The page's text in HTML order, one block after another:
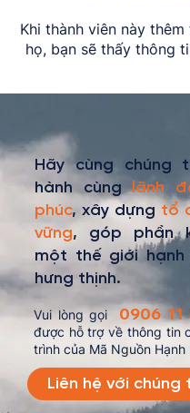
Khi thành viên này
họ, bạn sẽ thấy thông
Hãy cùng chúng
hành cùnglãnh
phúc, xây dựng tổ
vững, góp phần
một thế giới hạnh
hưng thịnh.
Vui lòng gọi 0906 11
được hỗ trợ về thông tin
trình của Mã Nguồn Hạnh
Liên hệ với chúng